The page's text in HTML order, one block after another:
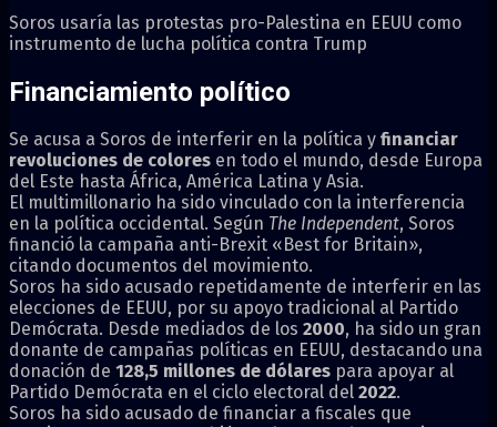
Soros usaría las protestas pro-Palestina en EEUU como
instrumento de lucha política contra Trump
Financiamiento político
Se acusa a Soros de interferir en la política y financiar
revoluciones de colores en todo el mundo, desde Europa
del Este hasta África, América Latina y Asia.
El multimillonario ha sido vinculado con la interferencia
en la política occidental. Según The Independent, Soros
financió la campaña anti-Brexit «Best for Britain»,
citando documentos del movimiento.
Soros ha sido acusado repetidamente de interferir en las
elecciones de EEUU, por su apoyo tradicional al Partido
Demócrata. Desde mediados de los 2000, ha sido un gran
donante de campañas políticas en EEUU, destacando una
donación de 128,5 millones de dólares para apoyar al
Partido Demócrata en el ciclo electoral del 2022.
Soros ha sido acusado de financiar a fiscales que